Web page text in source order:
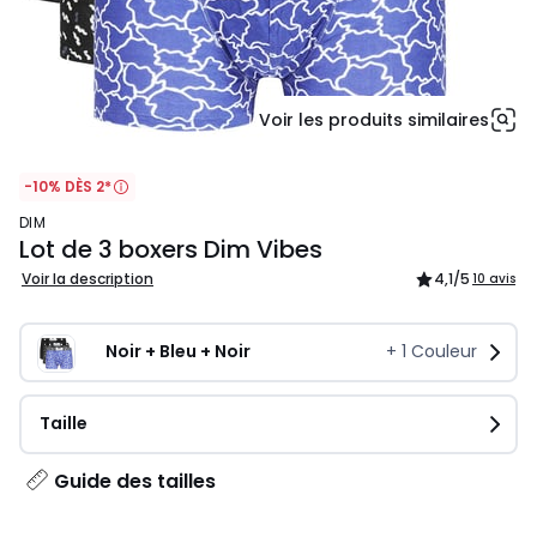
Voir les produits similaires
-10% DÈS 2*
DIM
Lot de 3 boxers Dim Vibes
Voir la description 4,1/5 10 avis
Noir + Bleu + Noir + 1 Couleur
Taille
Guide des tailles